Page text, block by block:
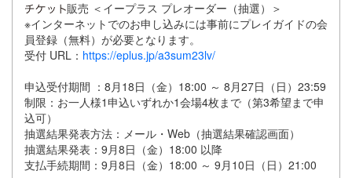
販売 ＜イープラス プレオーダー（抽選）＞
※インターネットでのお申し込みには事前にプレイガイドの会
員登録（無料）が必要となります。
受付 URL： https://eplus.jp/a3sum23lv/
申込受付期間 ：8月18日（金）18:00 ～ 8月27日（日）23:59
制限：お一人様1申込いずれか1会場4枚まで（第3希望まで申
込可）
抽選結果発表方法：メール・Web（抽選結果確認画面）
抽選結果発表：9月8日（金）18:00 以降
支払手続期間：9月8日（金）18:00 ～ 9月10日（日）21:00